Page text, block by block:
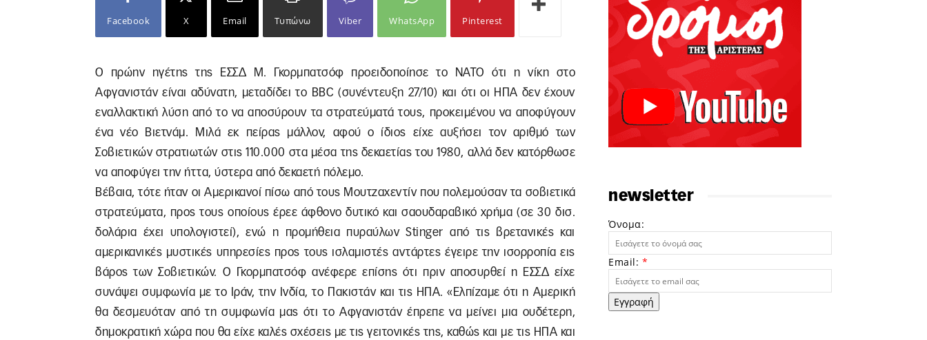
Facebook X Email Τυπώνω Viber WhatsApp Pinterest
Ο πρώην ηγέτης της ΕΣΣΔ Μ. Γκορμπατσόφ προειδοποίησε το ΝΑΤΟ ότι η νίκη στο
Αφγανιστάν είναι αδύνατη, μεταδίδει το BBC (συνέντευξη 27/10) και ότι οι ΗΠΑ δεν έχουν
εναλλακτική λύση από το να αποσύρουν τα στρατεύματά τους, προκειμένου να αποφύγουν
ένα νέο Βιετνάμ. Μιλά εκ πείρας μάλλον, αφού ο ίδιος είχε αυξήσει τον αριθμό των
Σοβιετικών στρατιωτών στις 110.000 στα μέσα της δεκαετίας του 1980, αλλά δεν κατόρθωσε
να αποφύγει την ήττα, ύστερα από δεκαετή πόλεμο.
Βέβαια, τότε ήταν οι Αμερικανοί πίσω από τους Μουτζαχεντίν που πολεμούσαν τα σοβιετικά
στρατεύματα, προς τους οποίους έρεε άφθονο δυτικό και σαουδαραβικό χρήμα (σε 30 δισ.
δολάρια έχει υπολογιστεί), ενώ η προμήθεια πυραύλων Stinger από τις βρετανικές και
αμερικανικές μυστικές υπηρεσίες προς τους ισλαμιστές αντάρτες έγειρε την ισορροπία εις
βάρος των Σοβιετικών. Ο Γκορμπατσόφ ανέφερε επίσης ότι πριν αποσυρθεί η ΕΣΣΔ είχε
συνάψει συμφωνία με το Ιράν, την Ινδία, το Πακιστάν και τις ΗΠΑ. «Ελπίζαμε ότι η Αμερική
θα δεσμευόταν από τη συμφωνία μας ότι το Αφγανιστάν έπρεπε να μείνει μια ουδέτερη,
δημοκρατική χώρα που θα είχε καλές σχέσεις με τις γειτονικές της, καθώς και με τις ΗΠΑ και
newsletter
Όνομα:
Email: *
Εγγραφή